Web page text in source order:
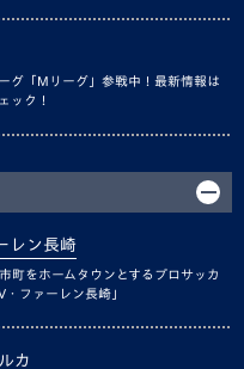
グ「Mリーグ」参戦中！最新情報は
ック！
レン長崎
町をホームタウンとするプロサッカ
・ファーレン長崎」
カ